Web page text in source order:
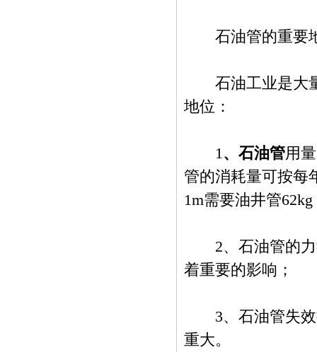
石油管的重要
石油工业是大量
地位：
1、石油管用
管的消耗量可按每
1m需要油井管
2、石油管的力
着重要的影响；
3、石油管失效
重大。